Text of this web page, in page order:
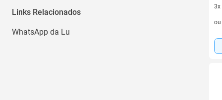
Links Relacionados
WhatsApp da Lu
3x
3
ou